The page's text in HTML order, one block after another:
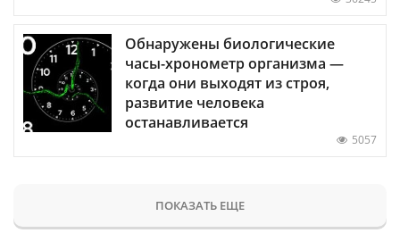
Обнаружены биологические
часы-хронометр организма —
когда они выходят из строя,
развитие человека
останавливается
5057
ПОКАЗАТЬ ЕЩЕ